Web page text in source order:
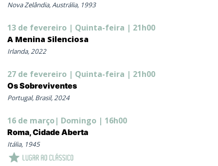
Nova Zelândia, Austrália, 1993
13 de fevereiro | Quinta-feira | 21h00
A Menina Silenciosa
Irlanda, 2022
27 de fevereiro | Quinta-feira | 21h00
Os Sobreviventes
Portugal, Brasil, 2024
16 de março| Domingo | 16h00
Roma, Cidade Aberta
Itália, 1945